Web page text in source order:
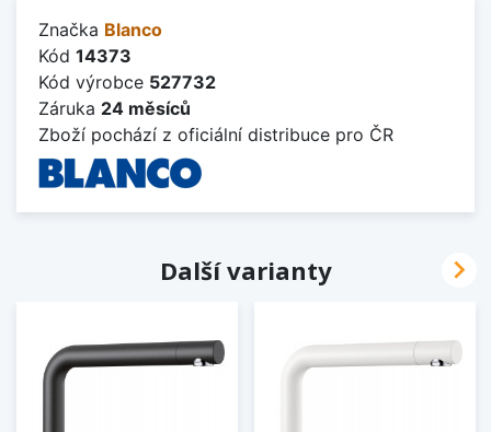
Značka Blanco
Kód 14373
Kód výrobce 527732
Záruka 24 měsíců
Zboží pochází z oficiální distribuce pro ČR
Další varianty 